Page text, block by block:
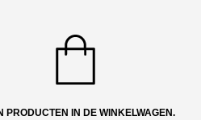
PRODUCTEN IN DE WINKELWAGEN.